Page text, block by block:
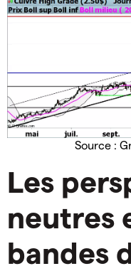
Source :
Les
neutres
bandes